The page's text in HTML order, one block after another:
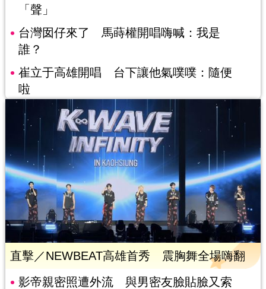
「聲」
台灣囡仔來了 馬蒔權開唱嗨喊：我是
誰？
崔立于高雄開唱 台下讓他氣噗噗：隨便
啦
直擊／NEWBEAT高雄首秀 震胸舞全場嗨翻
影帝親密照遭外流 與男密友臉貼臉又索